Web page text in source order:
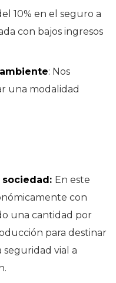
10% en el seguro a
con bajos ingresos
: Nos
una modalidad
sociedad: En este
con
una cantidad por
para destinar
seguridad vial a